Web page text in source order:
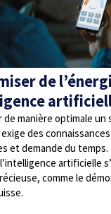
de
manière optimale un
des connaissances
et demande du temps.
artificielle
comme le